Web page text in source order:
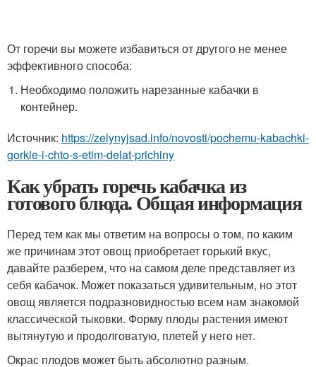
От горечи вы можете избавиться от другого не менее
эффективного способа:
Необходимо положить нарезанные кабачки в
контейнер.
Источник: https://zelynyjsad.info/novosti/pochemu-kabachki-
gorkie-i-chto-s-etim-delat-prichiny
Как убрать горечь кабачка из
готового блюда. Общая информация
Перед тем как мы ответим на вопросы о том, по каким
же причинам этот овощ приобретает горький вкус,
давайте разберем, что на самом деле представляет из
себя кабачок. Может показаться удивительным, но этот
овощ является подразновидностью всем нам знакомой
классической тыковки. Форму плоды растения имеют
вытянутую и продолговатую, плетей у него нет.
Окрас плодов может быть абсолютно разным.